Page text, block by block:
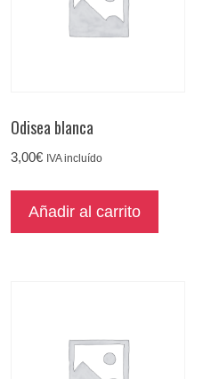
Odisea blanca
3,00€ IVA incluído
Añadir al carrito